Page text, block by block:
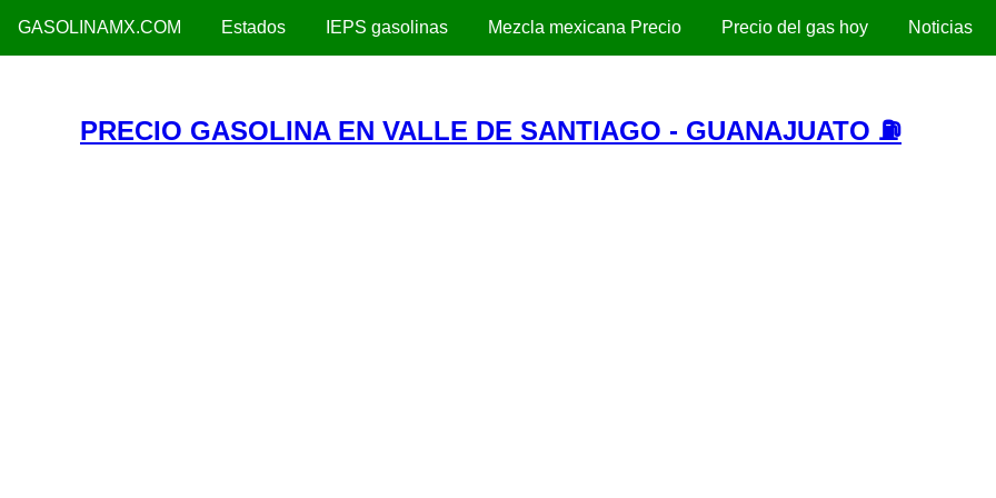
GASOLINAMX.COM Estados IEPS gasolinas Mezcla mexicana Precio Precio del gas hoy Noticias
PRECIO GASOLINA EN VALLE DE SANTIAGO - GUANAJUATO ⛽